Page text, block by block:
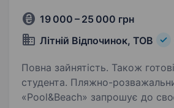
19 000 – 25 000 грн
Літній Відпочинок, ТОВ
Повна зайнятість. Також
студента. Пляжно-розважальний комплекс
«Pool&Beach» запрошує до